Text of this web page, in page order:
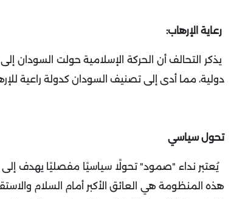
رعاية الإرهاب:
يذكر التحالف أن الحركة الإسلامية حولت السودان
دولية، مما أدى إلى تصنيف السودان كدولة راعية
تحول سياسي
يُعتبر نداء "صمود" تحولًا سياسيًا مفصليًا يهدف إلى
هذه المنظومة هي العائق الأكبر أمام السلام